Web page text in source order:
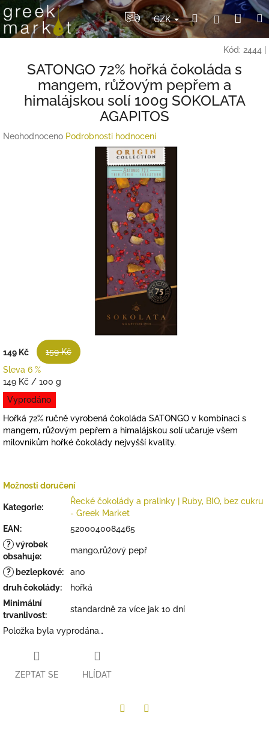
na
obsah
CZK HledatPřihlášení
Kód: 2444
SATONGO 72% hořká čokoláda s
mangem, růžovým pepřem a
himalájskou solí 100g SOKOLATA
AGAPITOS
Průměrné
Neohodnoceno Podrobnosti hodnocení
149 Kč
159 Kč
Sleva 6 %
Měrná
cena:
149 Kč / 100 g
Vyprodáno
Hořká 72% ručně vyrobená čokoláda SATONGO v kombinaci s
mangem, růžovým pepřem a himalájskou solí učaruje všem
milovníkům hořké čokolády nejvyšší kvality.
Možnosti doručení
Kategorie:
Řecké čokolády a pralinky | Ruby, BIO, bez cukru
- Greek Market
EAN :
5200040084465
? výrobek
obsahuje:
mango,růžový pepř
? bezlepkové:
ano
druh čokolády:
hořká
Minimální
trvanlivost:
standardně za více jak 10 dní
Položka byla vyprodána…
ZEPTAT SE HLÍDAT